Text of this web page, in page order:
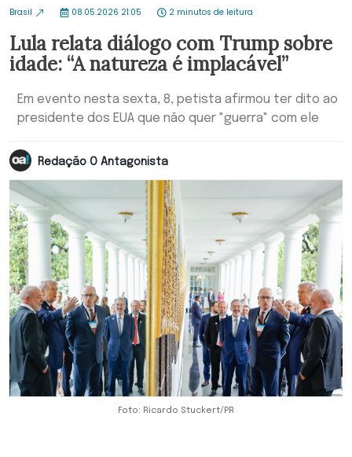
Brasil 08.05.2026 21:05 2 minutos de leitura
Lula relata diálogo com Trump sobre
idade: “A natureza é implacável”
Em evento nesta sexta, 8, petista afirmou ter dito ao
presidente dos EUA que não quer "guerra" com ele
Redação O Antagonista
Foto: Ricardo Stuckert/PR